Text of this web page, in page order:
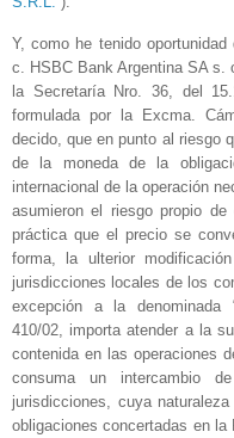
Y, como he tenido
c. HSBC Bank Argentina SA s.
la Secretaría Nro. 36, del
formulada por la Excma.
decido, que en punto al riesgo
de la moneda de la
internacional de la operación
asumieron el riesgo propio
práctica que el precio se
forma, la ulterior
jurisdicciones locales de los
excepción a la denominada
410/02, importa atender a la
contenida en las operaciones
consuma un intercambio
jurisdicciones, cuya
obligaciones concertadas en